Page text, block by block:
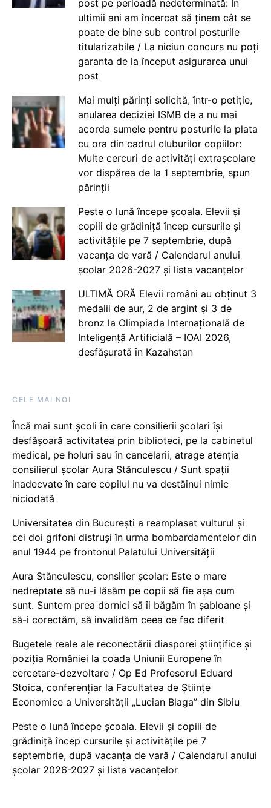
post pe perioadă nedeterminată: În
ultimii ani am încercat să ținem cât se
poate de bine sub control posturile
titularizabile / La niciun concurs nu poți
garanta de la început asigurarea unui
post
Mai mulți părinți solicită, într-o petiție,
anularea deciziei ISMB de a nu mai
acorda sumele pentru posturile la plata
cu ora din cadrul cluburilor copiilor:
Multe cercuri de activități extrașcolare
vor dispărea de la 1 septembrie, spun
părinții
Peste o lună începe școala. Elevii și
copiii de grădiniță încep cursurile și
activitățile pe 7 septembrie, după
vacanța de vară / Calendarul anului
școlar 2026-2027 și lista vacanțelor
ULTIMĂ ORĂ Elevii români au obținut 3
medalii de aur, 2 de argint și 3 de
bronz la Olimpiada Internațională de
Inteligență Artificială – IOAI 2026,
desfășurată în Kazahstan
CELE MAI NOI
Încă mai sunt școli în care consilierii școlari își
desfășoară activitatea prin biblioteci, pe la cabinetul
medical, pe holuri sau în cancelarii, atrage atenția
consilierul școlar Aura Stănculescu / Sunt spații
inadecvate în care copilul nu va destăinui nimic
niciodată
Universitatea din București a reamplasat vulturul și
cei doi grifoni distruși în urma bombardamentelor din
anul 1944 pe frontonul Palatului Universității
Aura Stănculescu, consilier școlar: Este o mare
nedreptate să nu-i lăsăm pe copii să fie așa cum
sunt. Suntem prea dornici să îi băgăm în șabloane și
să-i corectăm, să invalidăm ceea ce fac diferit
Bugetele reale ale reconectării diasporei științifice și
poziția României la coada Uniunii Europene în
cercetare-dezvoltare / Op Ed Profesorul Eduard
Stoica, conferențiar la Facultatea de Științe
Economice a Universității „Lucian Blaga” din Sibiu
Peste o lună începe școala. Elevii și copiii de
grădiniță încep cursurile și activitățile pe 7
septembrie, după vacanța de vară / Calendarul anului
școlar 2026-2027 și lista vacanțelor